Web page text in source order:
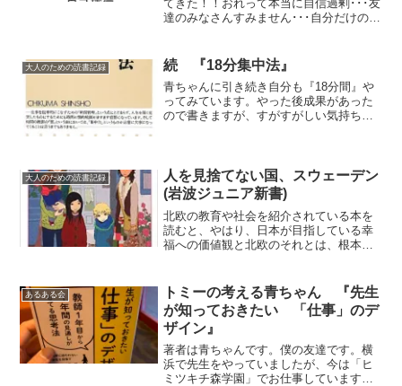
てきた！！おれって本当に自信過剰･･･友
達のみなさんすみません･･･自分だけの特
仕事を最も効果的に行うのは、...
大人のための読書記録 続 『18分集中法』
青ちゃんに引き続き自分も『18分間』や
ってみています。やった後成果があった
ので書きますが、すがすがしい気持ちで
頭効果と終末効果を効果...
大人のための読書記録
人を見捨てない国、スウェーデン
(岩波ジュニア新書)
北欧の教育や社会を紹介されている本を
読むと、やはり、日本が目指している幸
福への価値観と北欧のそれとは、根本的
う思います。北欧諸国は、国民のみんな
が幸せに暮らすためにはど...
あるある会
トミーの考える青ちゃん 『先生
が知っておきたい 「仕事」のデ
ザイン』
著者は青ちゃんです。僕の友達です。横
浜で先生をやっていましたが、今は「ヒ
ミツキチ森学園」でお仕事しています。